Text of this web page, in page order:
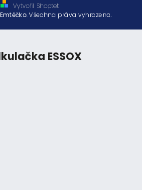
Vytvořil Shoptet
Emtéčko. Všechna práva vyhrazena.
ESSOX